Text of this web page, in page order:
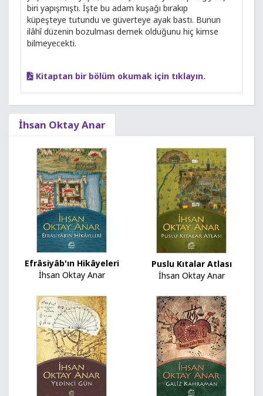
biri yapışmıştı. İşte bu adam kuşağı bırakıp
küpeşteye tutundu ve güverteye ayak bastı. Bunun
ilâhî düzenin bozulması demek olduğunu hiç kimse
bilmeyecekti.
Kitaptan bir bölüm okumak için tıklayın.
İhsan Oktay Anar
Efrâsiyâb'ın Hikâyeleri
İhsan Oktay Anar
Puslu Kıtalar Atlası
İhsan Oktay Anar